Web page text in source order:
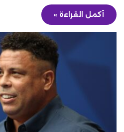
أكمل القراءة »